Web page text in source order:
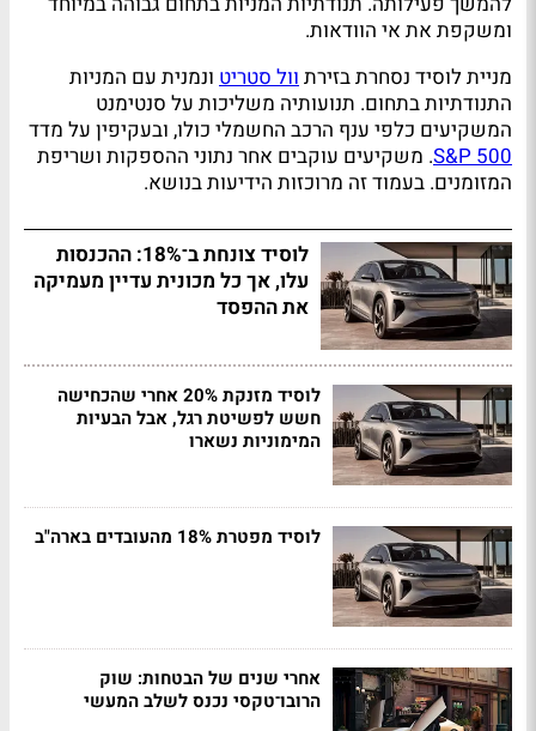
ומשקפת את אי הוודאות.
מניית לוסיד נסחרת בזירתוול סטריט ונמנית עם המניות
התנודתיות בתחום. תנועותיה משליכות על סנטימנט
המשקיעים כלפי ענף הרכב החשמלי כולו, ובעקיפין על מדד
S&P 500. משקיעים עוקבים אחר נתוני ההספקות ושריפת
המזומנים. בעמוד זה מרוכזות הידיעות בנושא.
לוסיד צונחת ב־18%: ההכנסות
עלו, אך כל מכונית עדיין מעמיקה
את ההפסד
לוסיד מזנקת 20% אחרי שהכחישה
חשש לפשיטת רגל, אבל הבעיות
המימוניות נשארו
לוסיד מפטרת 18% מהעובדים בארה"ב
אחרי שנים של הבטחות: שוק
הרובו־טקסי נכנס לשלב המעשי